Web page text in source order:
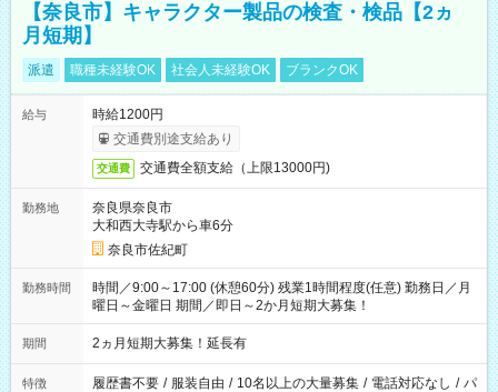
【奈良市】キャラクター製品の検査・検品【2ヵ
月短期】
派遣 職種未経験OK 社会人未経験OK ブランクOK
給与
時給1200円
交通費別途支給あり
交通費 交通費全額支給（上限13000円)
勤務地
奈良県奈良市
大和西大寺駅から車6分
奈良市佐紀町
勤務時間
時間／9:00～17:00 (休憩60分) 残業1時間程度(任意) 勤務日／月
曜日～金曜日 期間／即日～2か月短期大募集！
期間 2ヵ月短期大募集！延長有
特徴 履歴書不要 / 服装自由 / 10名以上の大量募集 / 電話対応なし / パ